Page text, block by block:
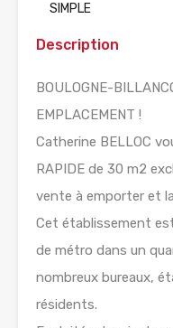
SIMPLE
Description
BOULOGNE-
EMPLACEMENT !
Catherine BELLOC
RAPIDE de 30 m2
vente à emporter et
Cet établissement
de métro dans un
nombreux bureaux,
résidents.